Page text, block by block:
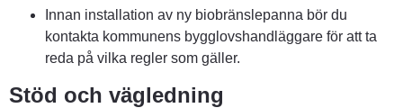
Innan installation av ny biobränslepanna bör du
kontakta kommunens bygglovshandläggare för att ta
reda på vilka regler som gäller.
Stöd och vägledning